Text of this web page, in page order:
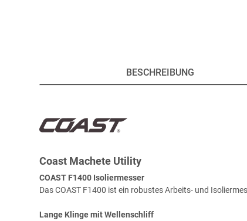
BESCHREIBUNG
Coast Machete Utility
COAST F1400 Isoliermesser
Das COAST F1400 ist ein robustes Arbeits- und
Lange Klinge mit Wellenschliff